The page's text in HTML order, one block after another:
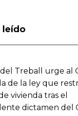
leído
Treball urge al
de la ley que
vivienda tras el
dictamen del